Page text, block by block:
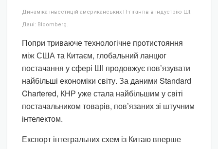
Динаміка інвестицій американських IT-гігантів в індустрію ШІ.
Дані: Bloomberg.
Попри триваюче технологічне протистояння
між США та Китаєм, глобальний ланцюг
постачання у сфері ШІ продовжує пов’язувати
найбільші економіки світу. За даними Standard
Chartered, КНР уже стала найбільшим у світі
постачальником товарів, пов’язаних зі штучним
інтелектом.
Експорт інтегральних схем із Китаю вперше